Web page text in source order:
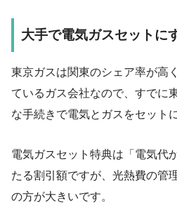
大手で電気ガスセットに
東京ガスは関東のシェア率が高
ているガス会社なので、すでに
な手続きで電気とガスをセット
電気ガスセット特典は「電気代
たる割引額ですが、光熱費の管
の方が大きいです。